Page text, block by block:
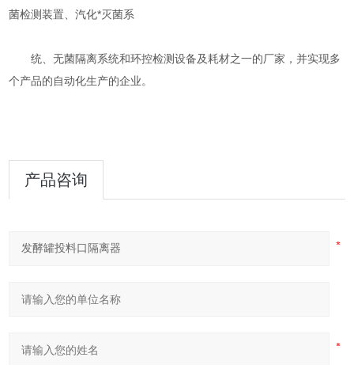
菌检测装置、汽化*灭菌系
统、无菌隔离系统和环控检测设备及耗材之一的厂家，并实现多
个产品的自动化生产的企业。
产品咨询